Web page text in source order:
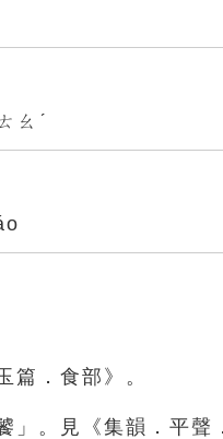
ㄠˊ
篇．食部》。
」。見《集韻．平聲